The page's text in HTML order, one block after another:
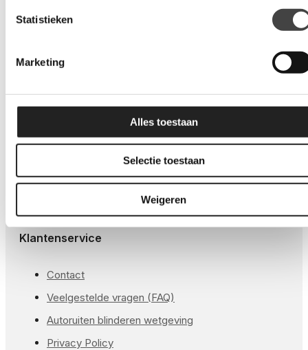
Statistieken
Marketing
Alles toestaan
Selectie toestaan
Weigeren
GSW® Chameleon
Global® Glans PPF
Global® Matte PPF
GSW® Kleur PPF
Global® Koplampen folie
Klantenservice
Contact
Veelgestelde vragen (FAQ)
Autoruiten blinderen wetgeving
Privacy Policy